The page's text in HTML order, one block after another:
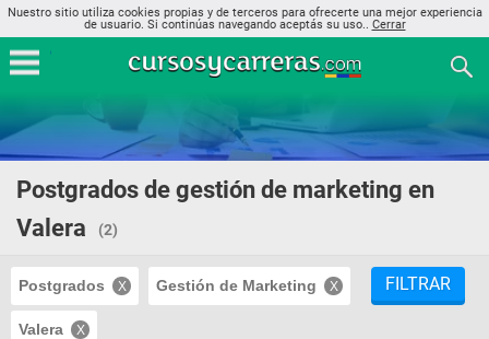
Nuestro sitio utiliza cookies propias y de terceros para ofrecerte una mejor experiencia
de usuario. Si continúas navegando aceptás su uso.. Cerrar
Postgrados de gestión de marketing en
Valera
(2)
Postgrados Gestión de Marketing
Valera
FILTRAR